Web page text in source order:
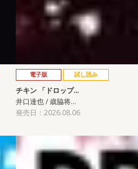
電子版 試し読み
チキン 「ドロップ…
井口達也 / 歳脇将…
発売日：2026.08.06